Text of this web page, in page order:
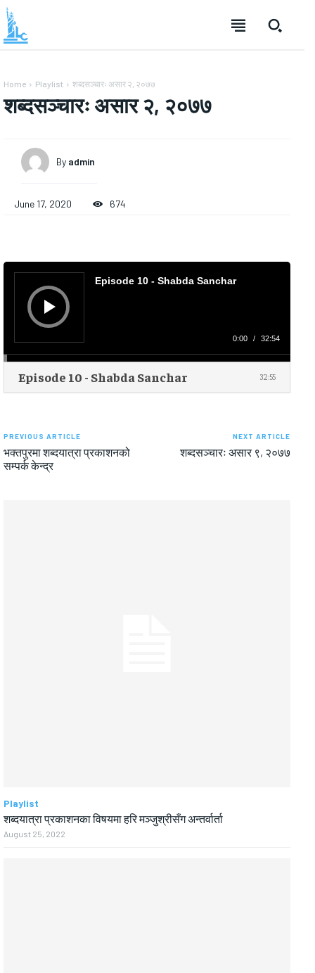
Home Playlist शब्दसञ्चारः असार २, २०७७
शब्दसञ्चारः असार २, २०७७
By admin
June 17, 2020 674
A
Episode 10 - Shabda Sanchar
0:00 / 32:54
Episode 10 - Shabda Sanchar 32:55
PREVIOUS ARTICLE
भक्तपुरमा शब्दयात्रा प्रकाशनको
सम्पर्क केन्द्र
NEXT ARTICLE
शब्दसञ्चारः असार ९, २०७७
Playlist
शब्दयात्रा प्रकाशनका विषयमा हरि मञ्जुश्रीसँग अन्तर्वार्ता
August 25, 2022